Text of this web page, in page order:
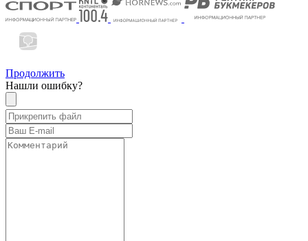
Продолжить
Нашли ошибку?